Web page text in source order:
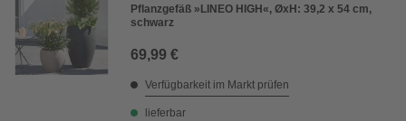
Pflanzgefäß »LINEO HIGH«, ØxH: 39,2 x 54 cm,
schwarz
69,99 €
Verfügbarkeit im Markt prüfen
lieferbar